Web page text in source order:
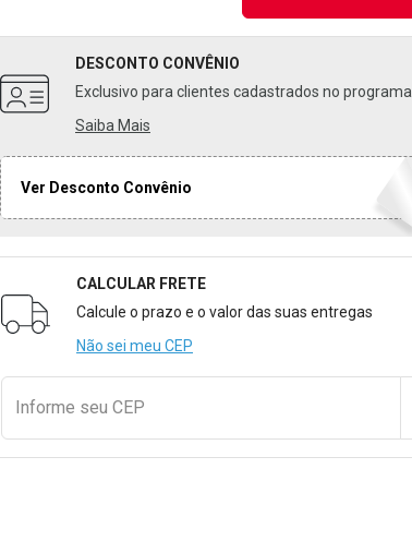
DESCONTO CONVÊNIO
Exclusivo para clientes cadastrados no programa
Saiba Mais
Ver Desconto Convênio
Formulário para Calcular o Frete
CALCULAR FRETE
Calcule o prazo e o valor das suas entregas
Não sei meu CEP
Informe seu CEP